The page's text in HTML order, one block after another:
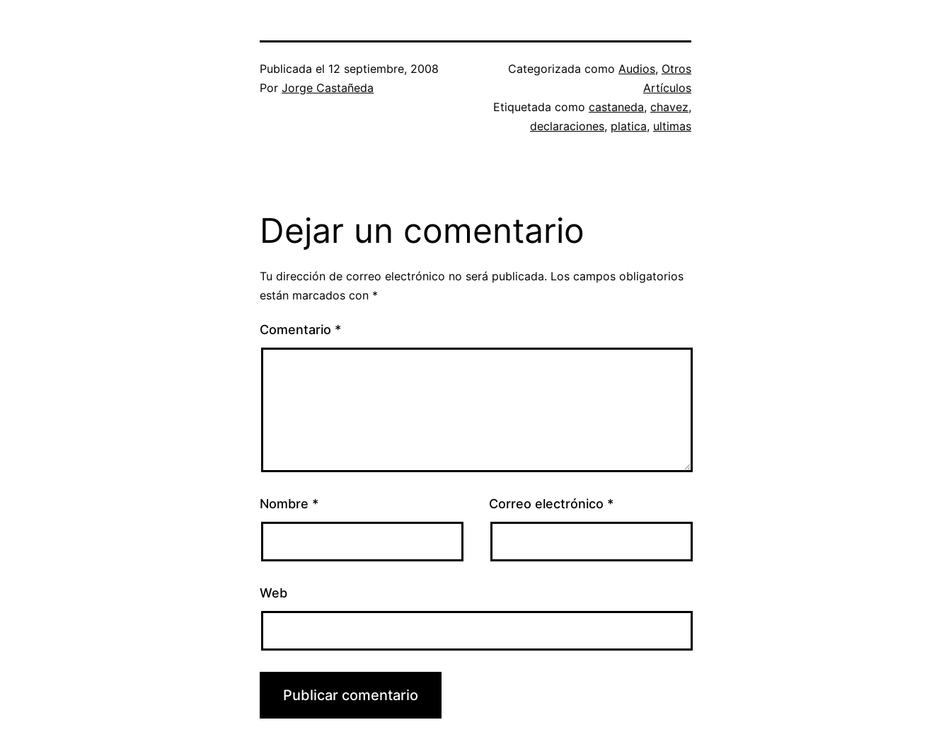
Publicada el 12 septiembre, 2008
Por Jorge Castañeda
Categorizada como Audios, Otros
Artículos
Etiquetada como castaneda, chavez,
declaraciones, platica, ultimas
Dejar un comentario
Tu dirección de correo electrónico no será publicada. Los campos obligatorios
están marcados con *
Comentario *
Nombre * Correo electrónico *
Web